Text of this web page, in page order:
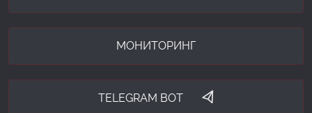
МОНИТОРИНГ
TELEGRAM BOT